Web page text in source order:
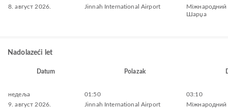
8. август 2026.
Jinnah International Airport
Міжнародний
Шарџа
Nadolazeći let
Datum Polazak
недеља
9. август 2026.
01:50
Jinnah International Airport
03:10
Міжнародний